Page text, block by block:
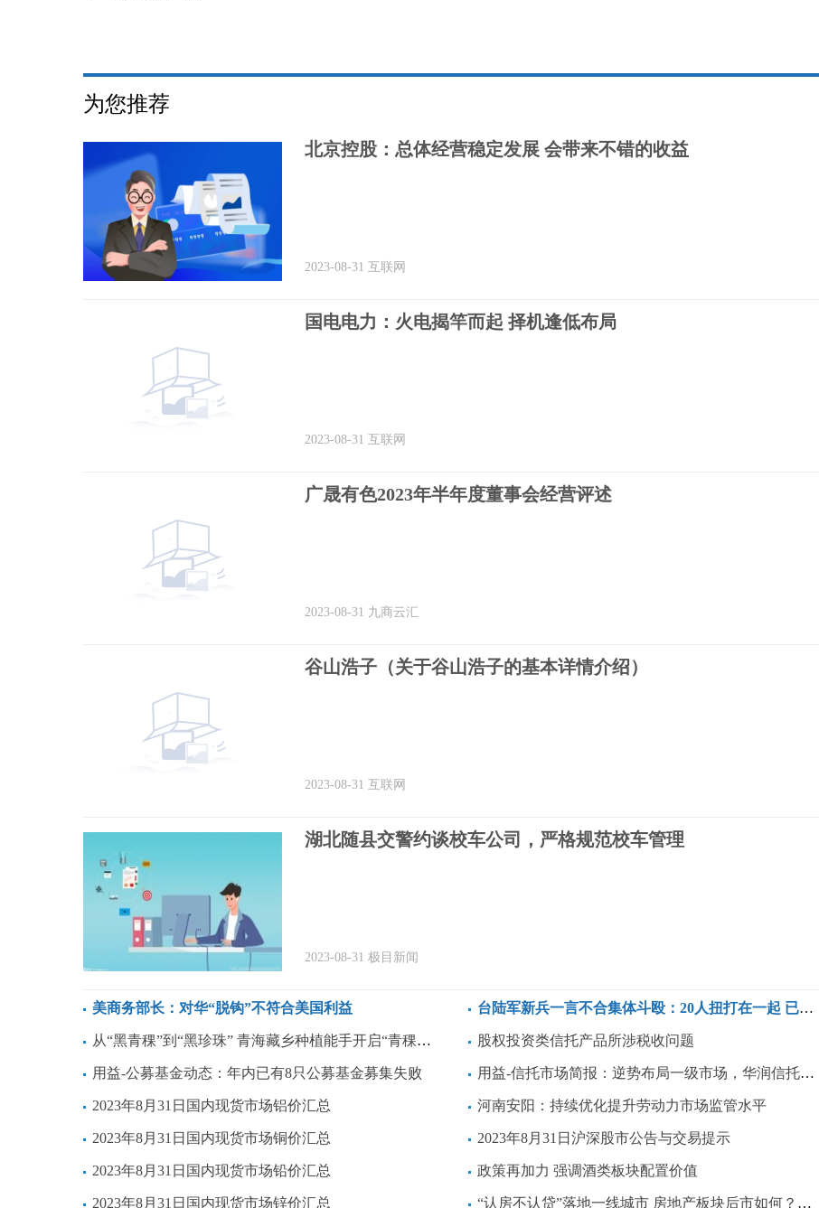
为您推荐
北京控股：总体经营稳定发展 会带来不错的收益
2023-08-31 互联网
国电电力：火电揭竿而起 择机逢低布局
2023-08-31 互联网
广晟有色2023年半年度董事会经营评述
2023-08-31 九商云汇
谷山浩子（关于谷山浩子的基本详情介绍）
2023-08-31 互联网
湖北随县交警约谈校车公司，严格规范校车管理
2023-08-31 极目新闻
美商务部长：对华“脱钩”不符合美国利益
从“黑青稞”到“黑珍珠” 青海藏乡种植能手开启“青稞新旅程”
用益-公募基金动态：年内已有8只公募基金募集失败
2023年8月31日国内现货市场铝价汇总
2023年8月31日国内现货市场铜价汇总
2023年8月31日国内现货市场铅价汇总
2023年8月31日国内现货市场锌价汇总
台陆军新兵一言不合集体斗殴：20人扭打在一起 已被惩处
股权投资类信托产品所涉税收问题
用益-信托市场简报：逆势布局一级市场，华润信托年内已出资超百亿
河南安阳：持续优化提升劳动力市场监管水平
2023年8月31日沪深股市公告与交易提示
政策再加力 强调酒类板块配置价值
“认房不认贷”落地一线城市 房地产板块后市如何？机构这样说